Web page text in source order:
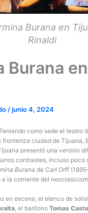
Burana en
Rinaldi
Burana en
/junio 4, 2024
como sede el teatro
ciudad de Tijuana,
presentó una versión
contrastes, incluso poco
Burana de Carl Orff
la corriente del
en escena, el elenco de
, el barítono Tomas